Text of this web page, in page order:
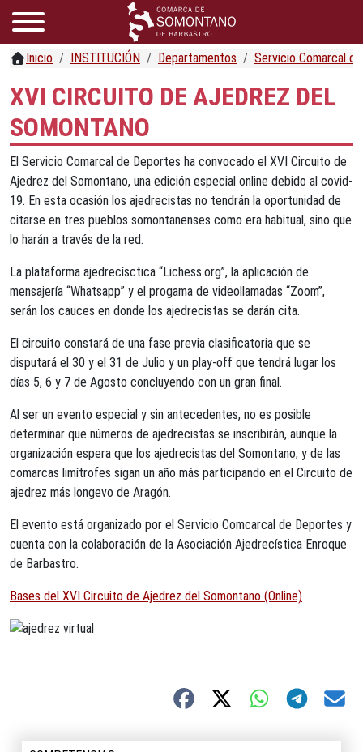
Inicio INSTITUCIÓN Departamentos Servicio Comarcal
XVI CIRCUITO DE AJEDREZ DEL
SOMONTANO
El Servicio Comarcal de Deportes ha convocado el XVI Circuito de
Ajedrez del Somontano, una edición especial online debido al covid-
19. En esta ocasión los ajedrecistas no tendrán la oportunidad de
citarse en tres pueblos somontanenses como era habitual, sino que
lo harán a través de la red.
La plataforma ajedrecísctica “Lichess.org”, la aplicación de
mensajería “Whatsapp” y el progama de videollamadas “Zoom”,
serán los cauces en donde los ajedrecistas se darán cita.
El circuito constará de una fase previa clasificatoria que se
disputará el 30 y el 31 de Julio y un play-off que tendrá lugar los
días 5, 6 y 7 de Agosto concluyendo con un gran final.
Al ser un evento especial y sin antecedentes, no es posible
determinar que números de ajedrecistas se inscribirán, aunque la
organización espera que los ajedrecistas del Somontano, y de las
comarcas limítrofes sigan un año más participando en el Circuito de
ajedrez más longevo de Aragón.
El evento está organizado por el Servicio Comcarcal de Deportes y
cuenta con la colaboración de la Asociación Ajedrecística Enroque
de Barbastro.
Bases del XVI Circuito de Ajedrez del Somontano (Online)